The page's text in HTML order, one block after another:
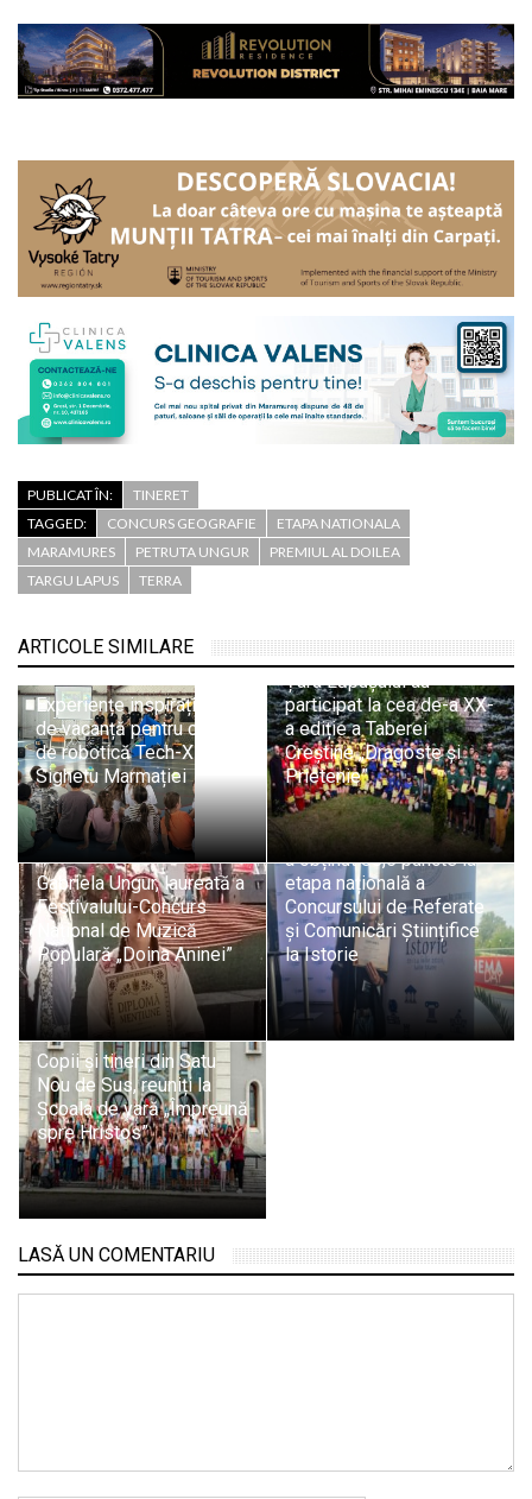
PUBLICAT ÎN:
TINERET
TAGGED:
CONCURS GEOGRAFIE
ETAPA NATIONALA
MARAMURES
PETRUTA UNGUR
PREMIUL AL DOILEA
TARGU LAPUS
TERRA
ARTICOLE SIMILARE
Experiențe inspiraționale
de vacanță pentru clubul
de robotică Tech-X din
Sighetu Marmației
150 de copii și tineri din
Țara Lăpușului au
participat la cea de-a XX-
a ediție a Taberei
Creștine „Dragoste și
Prietenie”
Gabriela Ungur, laureată a
Festivalului-Concurs
Național de Muzică
Populară „Doina Aninei”
Performanță pentru
Liceul Tehnologic
„George Barițiu” Baia
Mare: Elevul David Poduț
a obținut 88,5 puncte la
etapa națională a
Concursului de Referate
și Comunicări Științifice
la Istorie
Copii și tineri din Satu
Nou de Sus, reuniți la
Școala de vară „Împreună
spre Hristos”
LASĂ UN COMENTARIU